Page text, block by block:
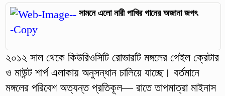
সামনে এলো নারী পাখির গানের অজানা জগৎ
২০১২ সাল থেকে কিউরিওসিটি রোভারটি মঙ্গলের গেইল ক্রেটার
ও মাউন্ট শার্প এলাকায় অনুসন্ধান চালিয়ে যাচ্ছে। বর্তমানে
মঙ্গলের পরিবেশ অত্যন্ত প্রতিকূল— রাতে তাপমাত্রা মাইনাস